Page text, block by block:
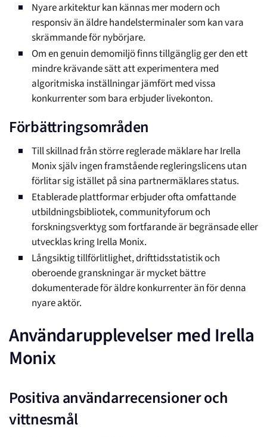
Nyare arkitektur kan kännas mer modern och
responsiv än äldre handelsterminaler som kan vara
skrämmande för nybörjare.
Om en genuin demomiljö finns tillgänglig ger den ett
mindre krävande sätt att experimentera med
algoritmiska inställningar jämfört med vissa
konkurrenter som bara erbjuder livekonton.
Förbättringsområden
Till skillnad från större reglerade mäklare har Irella
Monix själv ingen framstående regleringslicens utan
förlitar sig istället på sina partnermäklares status.
Etablerade plattformar erbjuder ofta omfattande
utbildningsbibliotek, communityforum och
forskningsverktyg som fortfarande är begränsade eller
utvecklas kring Irella Monix.
Långsiktig tillförlitlighet, drifttidsstatistik och
oberoende granskningar är mycket bättre
dokumenterade för äldre konkurrenter än för denna
nyare aktör.
Användarupplevelser med Irella
Monix
Positiva användarrecensioner och
vittnesmål